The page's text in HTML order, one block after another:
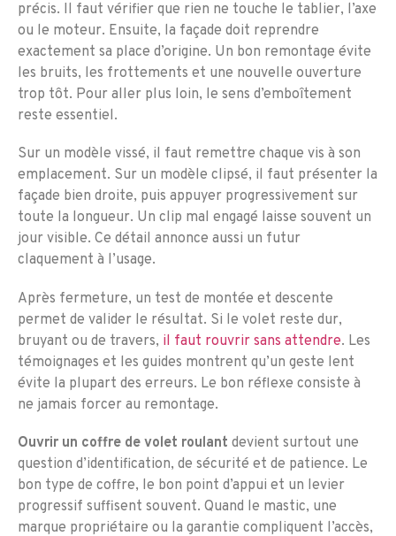
précis. Il faut vérifier que rien ne touche le tablier, l’axe
ou le moteur. Ensuite, la façade doit reprendre
exactement sa place d’origine. Un bon remontage évite
les bruits, les frottements et une nouvelle ouverture
trop tôt. Pour aller plus loin, le sens d’emboîtement
reste essentiel.
Sur un modèle vissé, il faut remettre chaque vis à son
emplacement. Sur un modèle clipsé, il faut présenter la
façade bien droite, puis appuyer progressivement sur
toute la longueur. Un clip mal engagé laisse souvent un
jour visible. Ce détail annonce aussi un futur
claquement à l’usage.
Après fermeture, un test de montée et descente
permet de valider le résultat. Si le volet reste dur,
bruyant ou de travers, il faut rouvrir sans attendre. Les
témoignages et les guides montrent qu’un geste lent
évite la plupart des erreurs. Le bon réflexe consiste à
ne jamais forcer au remontage.
Ouvrir un coffre de volet roulant devient surtout une
question d’identification, de sécurité et de patience. Le
bon type de coffre, le bon point d’appui et un levier
progressif suffisent souvent. Quand le mastic, une
marque propriétaire ou la garantie compliquent l’accès,